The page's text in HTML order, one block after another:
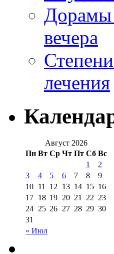
Дорамы
вечера
лечения
Август 2026
Пн Вт Ср Чт Пт Сб Вс
« Июл
1
2
3
4 5 6 7 8
9
10 11 12 13 14 15 16
17 18 19 20 21 22 23
24 25 26 27 28 29 30
31